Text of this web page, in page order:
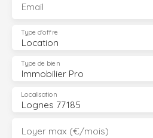
Email
Location
Type d'offre
Immobilier Pro
Type de bien
Lognes 77185
Localisation
Loyer max (€/mois)